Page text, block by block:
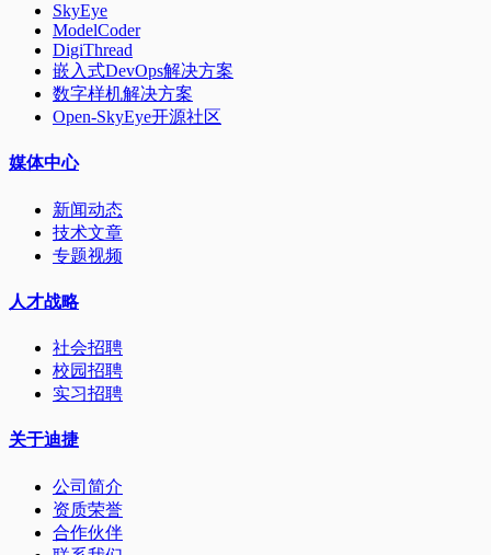
SkyEye
ModelCoder
DigiThread
嵌入式DevOps解决方案
数字样机解决方案
Open-SkyEye开源社区
媒体中心
新闻动态
技术文章
专题视频
人才战略
社会招聘
校园招聘
实习招聘
关于迪捷
公司简介
资质荣誉
合作伙伴